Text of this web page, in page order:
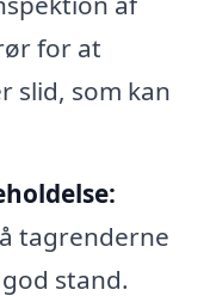
for at
slid, som kan
tagrenderne
stand.